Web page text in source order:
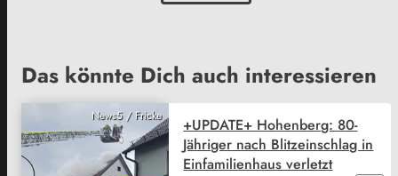
Das könnte Dich auch interessieren
News5 / Fricke
+UPDATE+ Hohenberg: 80-
Jähriger nach Blitzeinschlag in
Einfamilienhaus verletzt